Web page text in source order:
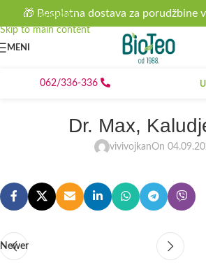
Skip to navigation
Skip to main content
🎁 Besplatna dostava za porudžbine
MENI
062/336-336
Dr. Max,
vivivojkanOn
Newer